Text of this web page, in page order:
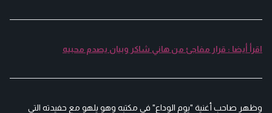
اقرأ أيضا : قرار مفاجئ من هاني شاكر وبيان يصدم محبيه
وظهر صاحب أغنية "يوم الوداع" في مكتبه وهو يلهو مع حفيدته التي